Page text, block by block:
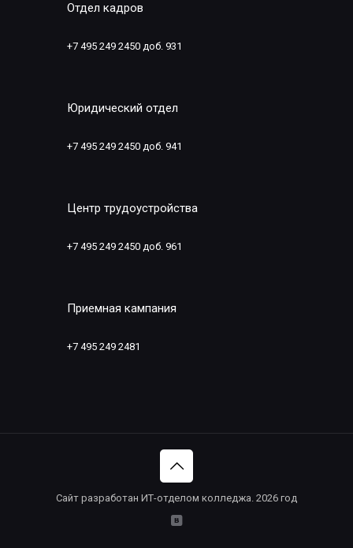
Отдел кадров
+7 495 249 2450 доб. 931
Юридический отдел
+7 495 249 2450 доб. 941
Центр трудоустройства
+7 495 249 2450 доб. 961
Приемная кампания
+7 495 249 2481
Сайт разработан ИТ-отделом колледжа. 2026 год